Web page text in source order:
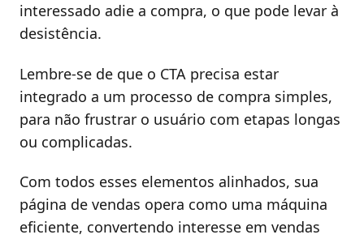
interessado adie a compra, o que pode levar à
desistência.
Lembre-se de que o CTA precisa estar
integrado a um processo de compra simples,
para não frustrar o usuário com etapas longas
ou complicadas.
Com todos esses elementos alinhados, sua
página de vendas opera como uma máquina
eficiente, convertendo interesse em vendas